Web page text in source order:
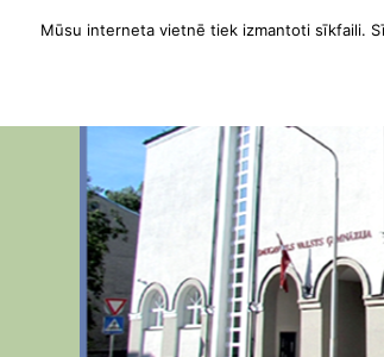
Mūsu interneta vietnē tiek izmantoti sīkfaili.